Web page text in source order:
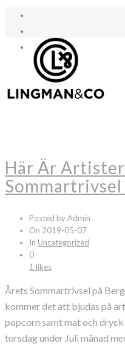
Här Är
Posted by Admin
On 2019-05-07
In Uncategorized
0
1 likes
Årets Sommartrivsel på
kommer det att bjudas på
popcorn samt mat och
torsdag under Juli månad